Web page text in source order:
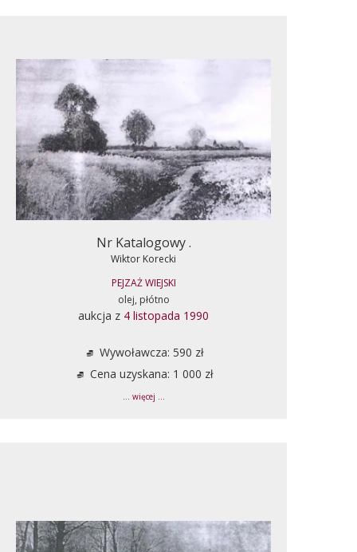
Nr Katalogowy .
Wiktor Korecki
PEJZAŻ WIEJSKI
olej, płótno
aukcja z 4 listopada 1990
Wywoławcza: 590 zł
Cena uzyskana: 1 000 zł
... więcej ...